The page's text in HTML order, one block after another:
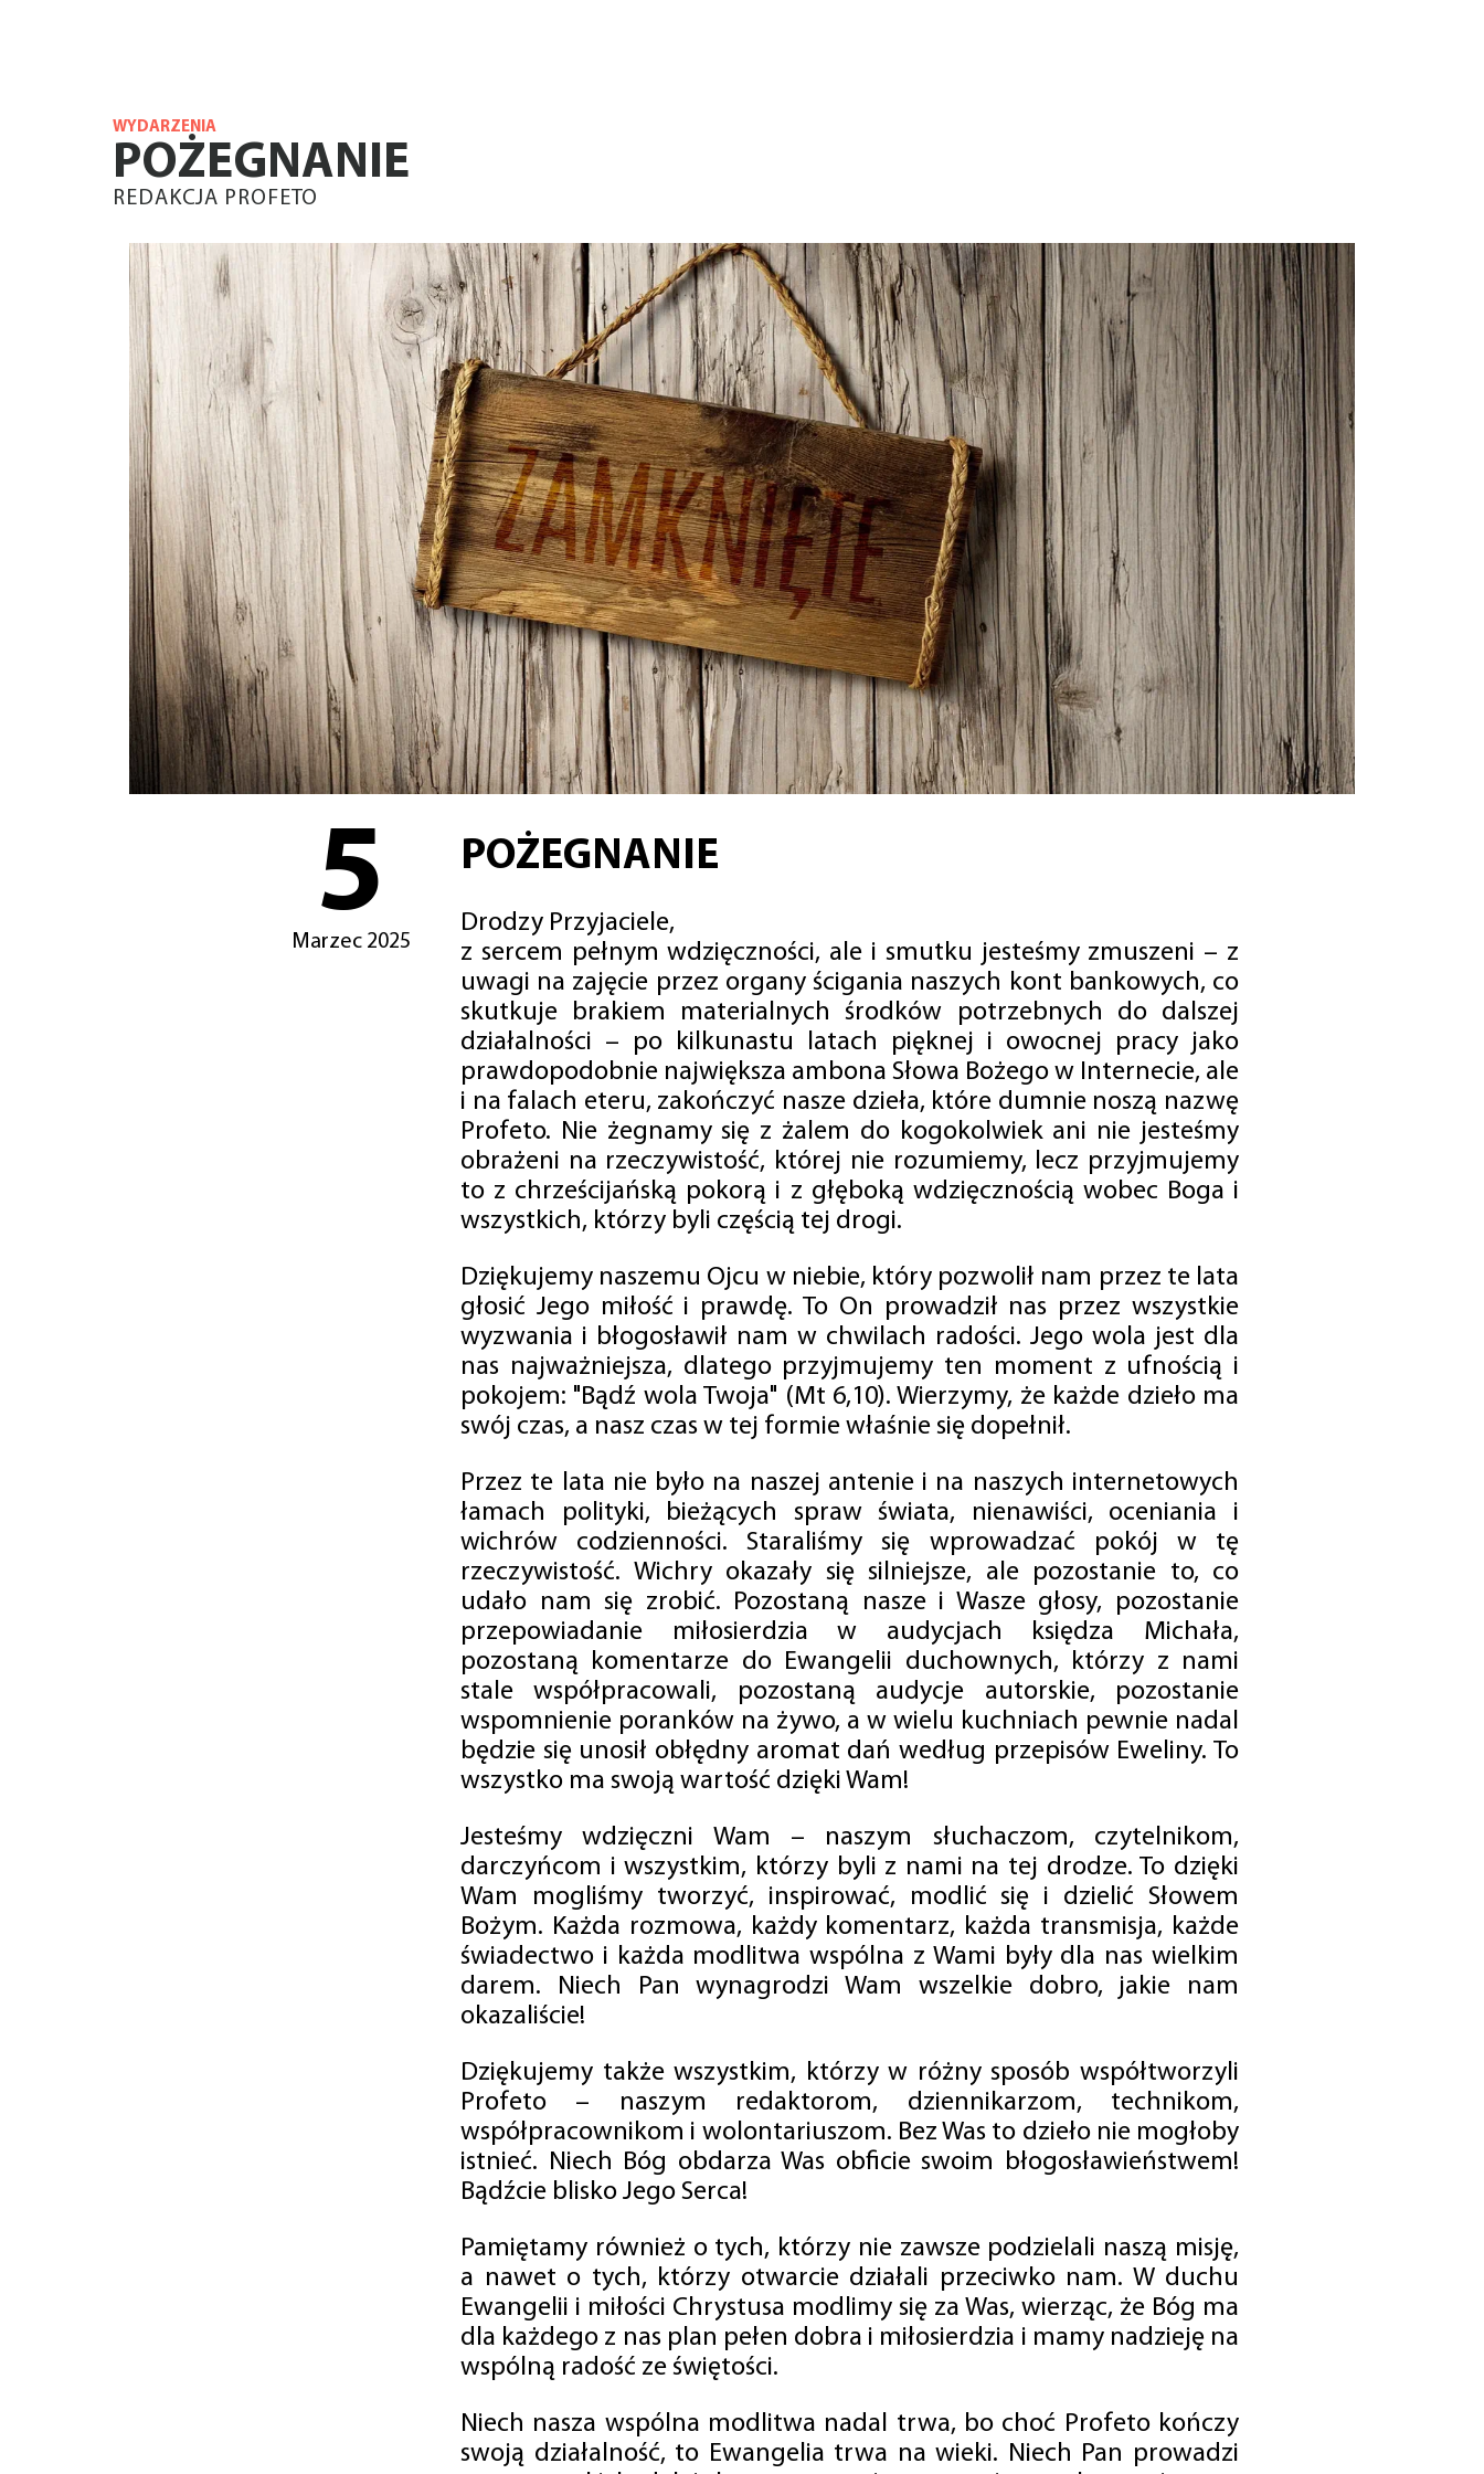
WYDARZENIA
POŻEGNANIE
REDAKCJA PROFETO
5
Marzec 2025
POŻEGNANIE
Drodzy Przyjaciele,
z sercem pełnym wdzięczności, ale i smutku jesteśmy zmuszeni – z
uwagi na zajęcie przez organy ścigania naszych kont bankowych, co
skutkuje brakiem materialnych środków potrzebnych do dalszej
działalności – po kilkunastu latach pięknej i owocnej pracy jako
prawdopodobnie największa ambona Słowa Bożego w Internecie, ale
i na falach eteru, zakończyć nasze dzieła, które dumnie noszą nazwę
Profeto. Nie żegnamy się z żalem do kogokolwiek ani nie jesteśmy
obrażeni na rzeczywistość, której nie rozumiemy, lecz przyjmujemy
to z chrześcijańską pokorą i z głęboką wdzięcznością wobec Boga i
wszystkich, którzy byli częścią tej drogi.
Dziękujemy naszemu Ojcu w niebie, który pozwolił nam przez te lata
głosić Jego miłość i prawdę. To On prowadził nas przez wszystkie
wyzwania i błogosławił nam w chwilach radości. Jego wola jest dla
nas najważniejsza, dlatego przyjmujemy ten moment z ufnością i
pokojem: "Bądź wola Twoja" (Mt 6,10). Wierzymy, że każde dzieło ma
swój czas, a nasz czas w tej formie właśnie się dopełnił.
Przez te lata nie było na naszej antenie i na naszych internetowych
łamach polityki, bieżących spraw świata, nienawiści, oceniania i
wichrów codzienności. Staraliśmy się wprowadzać pokój w tę
rzeczywistość. Wichry okazały się silniejsze, ale pozostanie to, co
udało nam się zrobić. Pozostaną nasze i Wasze głosy, pozostanie
przepowiadanie miłosierdzia w audycjach księdza Michała,
pozostaną komentarze do Ewangelii duchownych, którzy z nami
stale współpracowali, pozostaną audycje autorskie, pozostanie
wspomnienie poranków na żywo, a w wielu kuchniach pewnie nadal
będzie się unosił obłędny aromat dań według przepisów Eweliny. To
wszystko ma swoją wartość dzięki Wam!
Jesteśmy wdzięczni Wam – naszym słuchaczom, czytelnikom,
darczyńcom i wszystkim, którzy byli z nami na tej drodze. To dzięki
Wam mogliśmy tworzyć, inspirować, modlić się i dzielić Słowem
Bożym. Każda rozmowa, każdy komentarz, każda transmisja, każde
świadectwo i każda modlitwa wspólna z Wami były dla nas wielkim
darem. Niech Pan wynagrodzi Wam wszelkie dobro, jakie nam
okazaliście!
Dziękujemy także wszystkim, którzy w różny sposób współtworzyli
Profeto – naszym redaktorom, dziennikarzom, technikom,
współpracownikom i wolontariuszom. Bez Was to dzieło nie mogłoby
istnieć. Niech Bóg obdarza Was obficie swoim błogosławieństwem!
Bądźcie blisko Jego Serca!
Pamiętamy również o tych, którzy nie zawsze podzielali naszą misję,
a nawet o tych, którzy otwarcie działali przeciwko nam. W duchu
Ewangelii i miłości Chrystusa modlimy się za Was, wierząc, że Bóg ma
dla każdego z nas plan pełen dobra i miłosierdzia i mamy nadzieję na
wspólną radość ze świętości.
Niech nasza wspólna modlitwa nadal trwa, bo choć Profeto kończy
swoją działalność, to Ewangelia trwa na wieki. Niech Pan prowadzi